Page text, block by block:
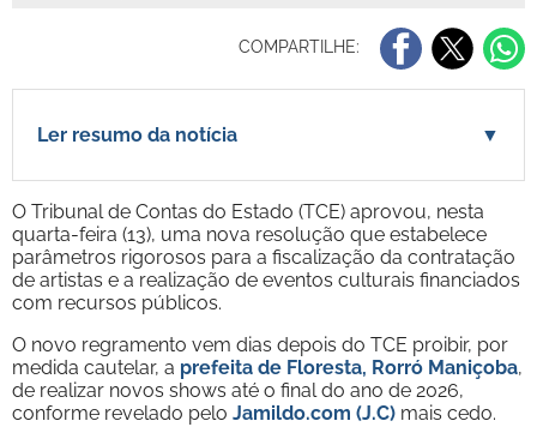
COMPARTILHE:
Ler resumo da notícia ▼
O Tribunal de Contas do Estado (TCE) aprovou, nesta
quarta-feira (13), uma nova resolução que estabelece
parâmetros rigorosos para a fiscalização da contratação
de artistas e a realização de eventos culturais financiados
com recursos públicos.
O novo regramento vem dias depois do TCE proibir, por
medida cautelar, a prefeita de Floresta, Rorró Maniçoba,
de realizar novos shows até o final do ano de 2026,
conforme revelado pelo Jamildo.com (J.C) mais cedo.